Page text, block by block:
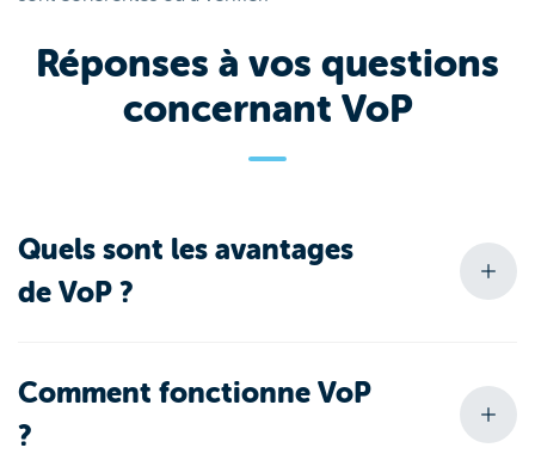
Réponses à vos questions
concernant VoP
Quels sont les avantages
de VoP ?
Comment fonctionne VoP
?